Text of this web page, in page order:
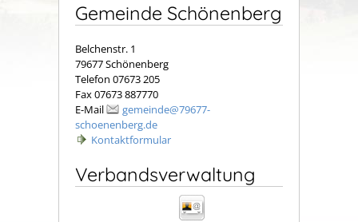
Gemeinde Schönenberg
Belchenstr. 1
79677 Schönenberg
Telefon 07673 205
Fax 07673 887770
E-Mail
gemeinde@79677-
schoenenberg.de
Kontaktformular
Verbandsverwaltung